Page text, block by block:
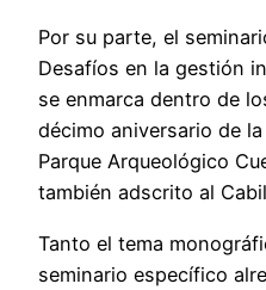
Por su parte, el
Desafíos en la gestión
se enmarca dentro de
décimo aniversario de
Parque Arqueológico
también adscrito al
Tanto el tema
seminario específico